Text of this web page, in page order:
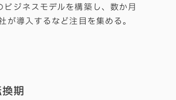
ビジネスモデルを構築し、数か月
が導入するなど注目を集める。
期